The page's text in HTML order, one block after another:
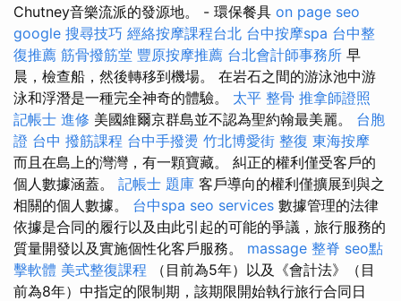
Chutney音樂流派的發源地。 - 環保餐具 on page seo
google 搜尋技巧 經絡按摩課程台北 台中按摩spa 台中整
復推薦 筋骨撥筋堂 豐原按摩推薦 台北會計師事務所 早
晨，檢查船，然後轉移到機場。 在岩石之間的游泳池中游
泳和浮潛是一種完全神奇的體驗。 太平 整骨 推拿師證照
記帳士 進修 美國維爾京群島並不認為聖約翰最美麗。 台胞
證 台中 撥筋課程 台中手撥燙 竹北博愛街 整復 東海按摩
而且在島上的灣灣，有一顆寶藏。 糾正的權利僅受客戶的
個人數據涵蓋。 記帳士 題庫 客戶導向的權利僅擴展到與之
相關的個人數據。 台中spa seo services 數據管理的法律
依據是合同的履行以及由此引起的可能的爭議，旅行服務的
質量開發以及實施個性化客戶服務。 massage 整脊 seo點
擊軟體 美式整復課程 （目前為5年）以及《會計法》（目
前為8年）中指定的限制期，該期限開始執行旅行合同日